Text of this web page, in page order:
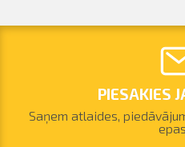
PIESAKIES
Saņem atlaides,